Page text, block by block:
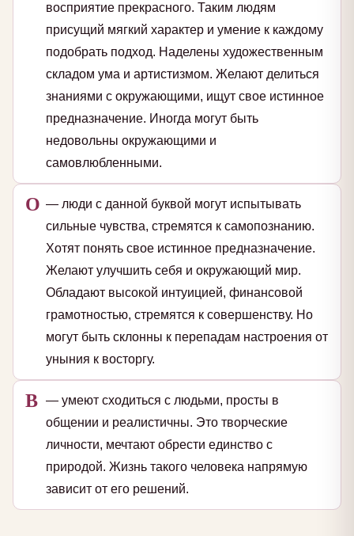
восприятие прекрасного. Таким людям
присущий мягкий характер и умение к каждому
подобрать подход. Наделены художественным
складом ума и артистизмом. Желают делиться
знаниями с окружающими, ищут свое истинное
предназначение. Иногда могут быть
недовольны окружающими и
самовлюбленными.
О — люди с данной буквой могут испытывать
сильные чувства, стремятся к самопознанию.
Хотят понять свое истинное предназначение.
Желают улучшить себя и окружающий мир.
Обладают высокой интуицией, финансовой
грамотностью, стремятся к совершенству. Но
могут быть склонны к перепадам настроения от
уныния к восторгу.
В — умеют сходиться с людьми, просты в
общении и реалистичны. Это творческие
личности, мечтают обрести единство с
природой. Жизнь такого человека напрямую
зависит от его решений.